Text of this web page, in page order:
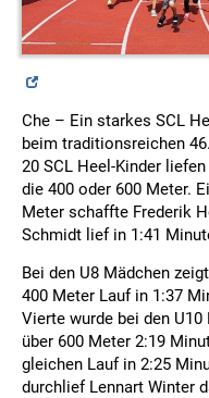
Che – Ein starkes SCL
beim traditionsreichen
20 SCL Heel-Kinder
die 400 oder 600 Meter.
Meter schaffte Frederik
Schmidt lief in 1:41
Bei den U8 Mädchen
400 Meter Lauf in 1:37
Vierte wurde bei den
über 600 Meter 2:19
gleichen Lauf in 2:25
durchlief Lennart Winter